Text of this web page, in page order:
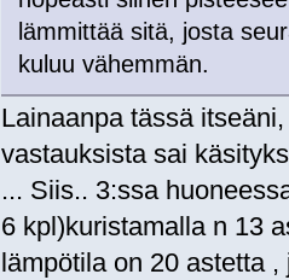
lämmittää sitä, josta
kuluu vähemmän.
Lainaanpa tässä
vastauksista sai
... Siis.. 3:ssa
6 kpl)kuristamalla n 13
lämpötila on 20 astetta